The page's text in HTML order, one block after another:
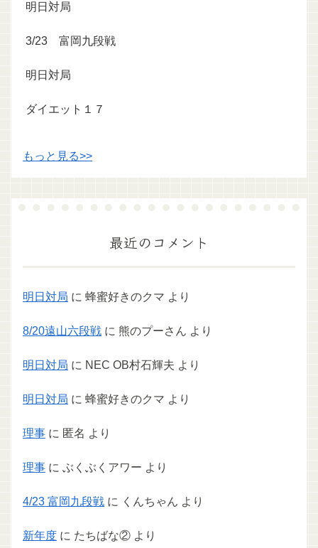
明日対局
3/23 富岡九段戦
明日対局
ダイエット１７
もっと見る>>
最近のコメント
明日対局 に 蜂蜜好きのクマ より
8/20遠山六段戦 に 熊のプーさん より
明日対局 に NEC OB村石輝夫 より
明日対局 に 蜂蜜好きのクマ より
理事 に 匿名 より
理事 に ぶくぶくアワー より
4/23 富岡九段戦 に くんちゃん より
新年度 に たちばな② より